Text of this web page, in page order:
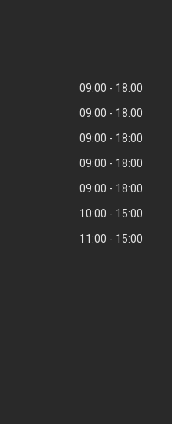
09:00
18:00
09:00
18:00
09:00
18:00
09:00
18:00
09:00
18:00
10:00
15:00
11:00 15:00